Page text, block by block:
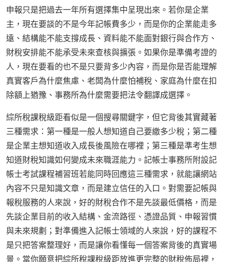
申報只是把過去一年所有選擇集中呈現出來。若你是企業
主，現在要談的不是今年記帳費多少，而是你的企業能走多
遠、結構能不能支撐成長、資料能不能面對銀行與合作方、
財稅安排能不能承受未來查核與擴張。如果你是準備考證的
人，現在要看的也不是只要背多少內容，而是你是否能理解
真實客戶為什麼焦慮、老闆為什麼怕補稅、家庭為什麼在扣
除額上猶豫、事務所為什麼需要把法令翻譯成選擇。
綜所稅課稅級距看似是一個搜尋關鍵字，但它背後其實藏著
三種需求：第一種是一般人想知道自己要繳多少稅；第二種
是企業主想知道收入成長後風險在哪裡；第三種是準考生想
知道財稅知識如何變成未來職涯能力。記帳士事務所附設記
帳士考試課程補習班若能同時回應這三種需求，就能讓網站
內容不只是知識文章，而是建立信任的入口。對需要記帳與
報稅服務的人來說，好的財稅合作不是先談最低價格，而是
先談企業目前的收入結構、金流路徑、憑證品質、申報習慣
與未來規劃；對準備進入記帳士領域的人來說，好的課程不
是只把答案整理好，而是讓你看懂每一個答案背後的真實場
景。當你願意把綜所稅課稅級距放進更完整的財稅佈局裡，